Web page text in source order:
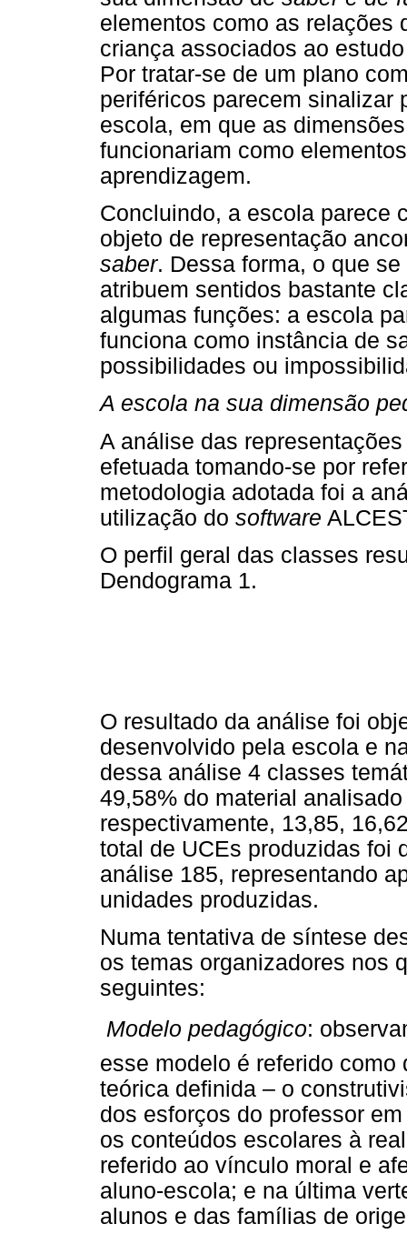
elementos como as relações
criança associados ao
Por tratar-se de um plano
periféricos parecem sinalizar
escola, em que as
funcionariam como
aprendizagem.
Concluindo, a escola parece
objeto de representação
saber. Dessa forma, o que
atribuem sentidos bastante
algumas funções: a escola
funciona como instância de
possibilidades ou
A escola na sua dimensão
A análise das
efetuada tomando-se por
metodologia adotada foi a
utilização do software
O perfil geral das classes
Dendograma 1.
O resultado da análise foi
desenvolvido pela escola e
dessa análise 4 classes
49,58% do material
respectivamente, 13,85,
total de UCEs produzidas foi
análise 185, representando
unidades produzidas.
Numa tentativa de síntese
os temas organizadores nos
seguintes:
Modelo pedagógico:
esse modelo é referido
teórica definida – o
dos esforços do professor
os conteúdos escolares à
referido ao vínculo moral e
aluno-escola; e na última
alunos e das famílias de